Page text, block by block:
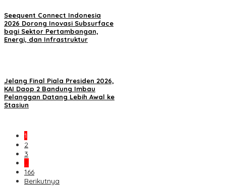
Seequent Connect Indonesia
2026 Dorong Inovasi Subsurface
bagi Sektor Pertambangan,
Energi, dan Infrastruktur
Jelang Final Piala Presiden 2026,
KAI Daop 2 Bandung Imbau
Pelanggan Datang Lebih Awal ke
Stasiun
1
2
3
…
166
Berikutnya